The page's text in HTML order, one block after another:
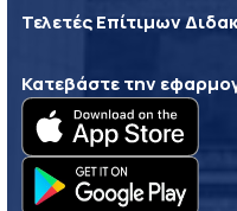
Τελετές Επίτιμων
Κατεβάστε την